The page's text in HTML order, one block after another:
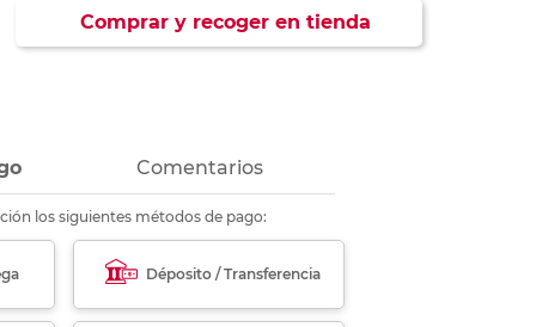
Comprar y recoger en tienda
Comentarios
los siguientes métodos de pago:
Déposito / Transferencia